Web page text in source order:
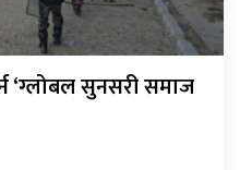
‘ग्लोबल सुनसरी समाज